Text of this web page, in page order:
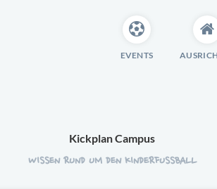
EVENTS
Kickplan Campus
WISSEN RUND UM DEN KINDERFUSSBALL